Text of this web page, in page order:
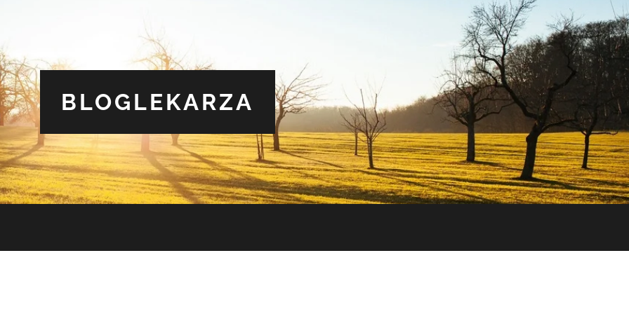
BLOGLEKARZA